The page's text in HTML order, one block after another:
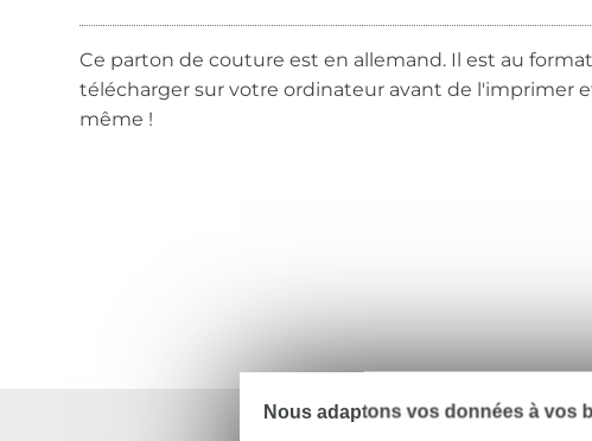
Ce parton de couture est en allemand. Il est au
télécharger sur votre ordinateur avant de l'imprimer
même !
Plus de 1.8 millions de
Nous adaptons vos données à vos